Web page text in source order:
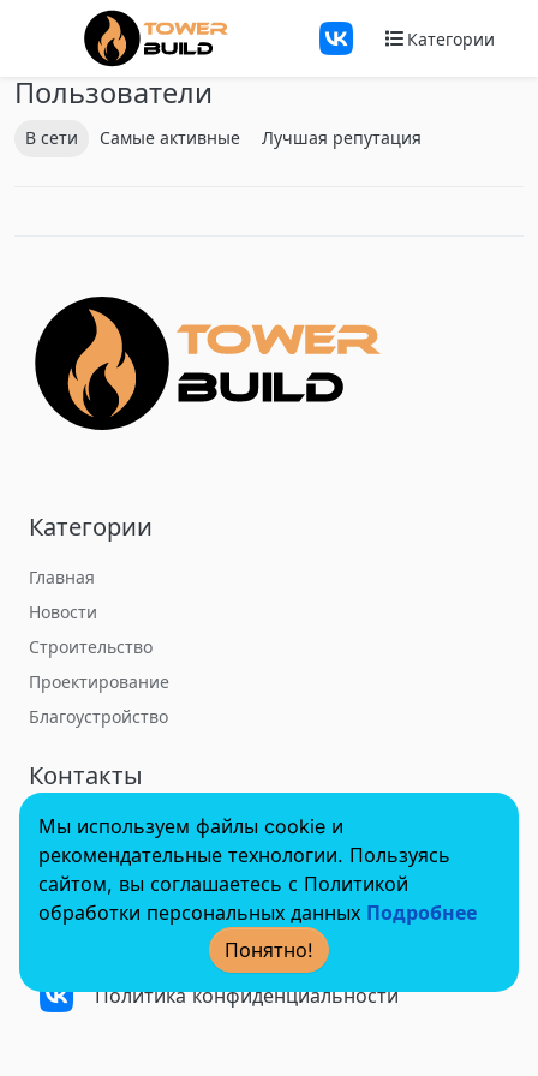
Перейти к содержанию
Категории
Пользователи
В сети Самые активные Лучшая репутация
Категории
Главная
Новости
Строительство
Проектирование
Благоустройство
Контакты
towerbuildforum@yandex.ru
© 2022 - 2025 InvestSteel, Inc. Все права защищены.
Политика конфиденциальности
Мы используем файлы cookie и
рекомендательные технологии. Пользуясь
сайтом, вы соглашаетесь с Политикой
обработки персональных данных Подробнее
Понятно!